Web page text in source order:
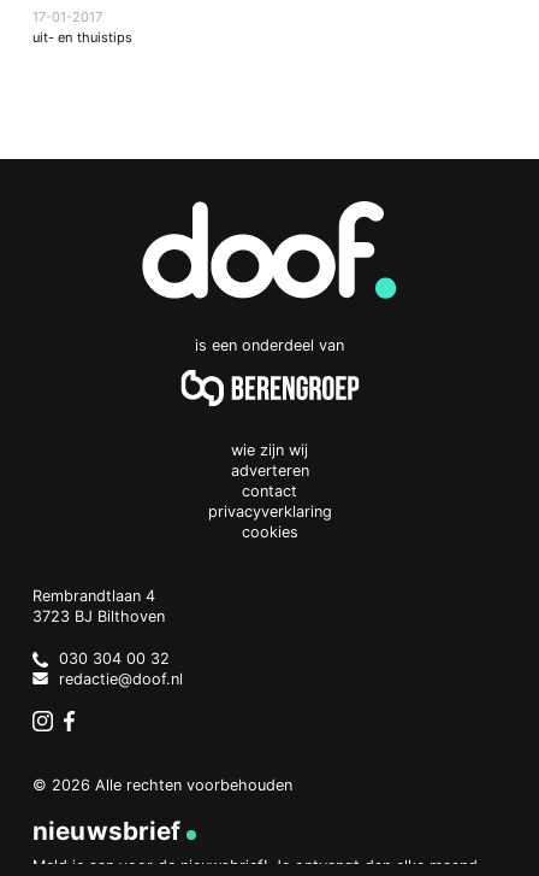
17-01-2017
uit- en thuistips
is een onderdeel van
wie zijn wij
adverteren
contact
privacyverklaring
cookies
Doof.nl
work
Rembrandtlaan 4
3723 BJ Bilthoven
Netherlands
030 304 00 32
redactie@doof.nl
© 2026 Alle rechten voorbehouden
nieuwsbrief
Meld je aan voor de nieuwsbrief! Je ontvangt dan elke maand